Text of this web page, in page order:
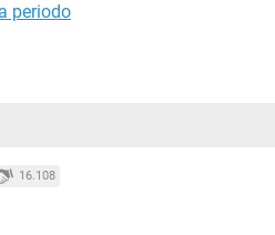
periodo
16.108